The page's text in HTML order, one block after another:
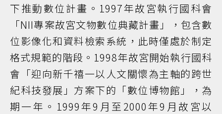
下推動數位計畫。1997年故宮執行國科會
「NII專案故宮文物數位典藏計畫」，包含數
位影像化和資料檢索系統，此時僅處於制定
格式規範的階段。1998年故宮開始執行國科
會「迎向新千禧一以人文關懷為主軸的跨世
紀科技發展」方案下的「數位博物館」，為
期一年。1999年9月至2000年9月故宮以